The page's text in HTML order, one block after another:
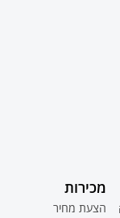
מכירות
הצעת מחיר